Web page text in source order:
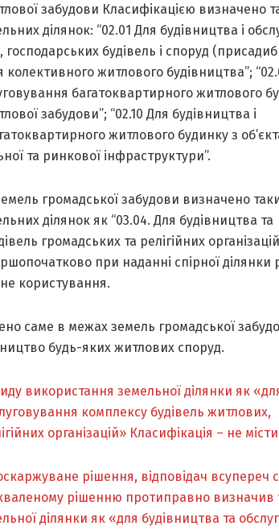
забудови Класифікацією визначено
ділянок: “02.01 Для будівництва і
будівель і споруд
колективного житлового будівництва”;
багатоквартирного житлового
забудови”; “02.10 Для будівництва і
житлового будинку з
та ринкової інфраструктури”.
громадської забудови визначено
ділянок як “03.04. Для будівництва та
громадських та релігійних
при наданні спірної ділянки
користування.
саме в межах земель громадської
будь-яких житлових споруд.
використання земельної ділянки як
комплексу будівель житлових,
організацій» Класифікація – не
рішення, відповідач всупереч
рішенню протиправно визначив
ділянки як «для будівництва та